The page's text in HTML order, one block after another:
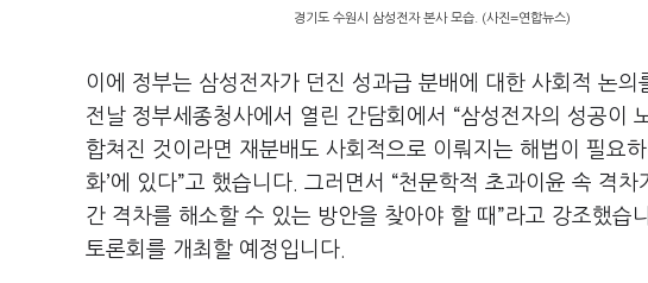
경기도 수원시 삼성전자 본사 모습. (사진=연합뉴스)
이에 정부는 삼성전자가 던진 성과급 분배에 대한 사회적 논의
전날 정부세종청사에서 열린 간담회에서 “삼성전자의 성공이
합쳐진 것이라면 재분배도 사회적으로 이뤄지는 해법이 필요
화’에 있다”고 했습니다 그러면서 “천문학적 초과이윤 속 격차
간 격차를 해소할 수 있는 방안을 찾아야 할 때 ”라고 강조했습
토론회를 개최할 예정입니다